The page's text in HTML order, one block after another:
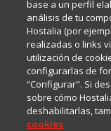
base a un perfil
análisis de tu
Hostalia (por
realizadas o links
utilización de
configurarlas de
“Configurar". Si
sobre cómo
deshabilitarlas,
cookies